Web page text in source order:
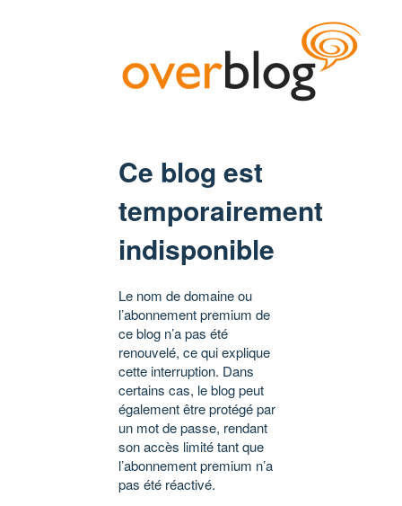
Ce blog est
temporairement
indisponible
Le nom de domaine ou
l’abonnement premium de
ce blog n’a pas été
renouvelé, ce qui explique
cette interruption. Dans
certains cas, le blog peut
également être protégé par
un mot de passe, rendant
son accès limité tant que
l’abonnement premium n’a
pas été réactivé.